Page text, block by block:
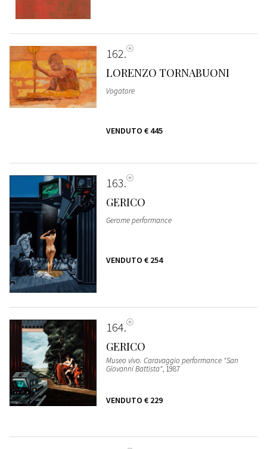
162
LORENZO TORNABUONI
Vogatore
VENDUTO € 445
163
GERICO
Gerome performance
VENDUTO € 254
164
GERICO
Museo vivo. Caravaggio performance "San
Giovanni Battista", 1987
VENDUTO € 229